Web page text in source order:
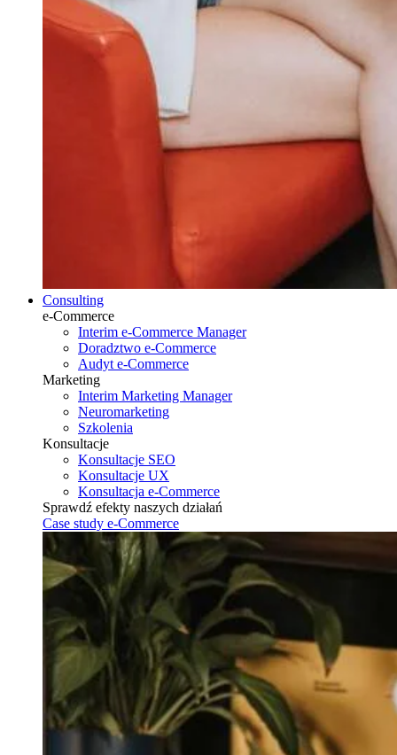
Consulting
e-Commerce
Interim e-Commerce Manager
Doradztwo e-Commerce
Audyt e-Commerce
Marketing
Interim Marketing Manager
Neuromarketing
Szkolenia
Konsultacje
Konsultacje SEO
Konsultacje UX
Konsultacja e-Commerce
Sprawdź efekty naszych działań
Case study e-Commerce